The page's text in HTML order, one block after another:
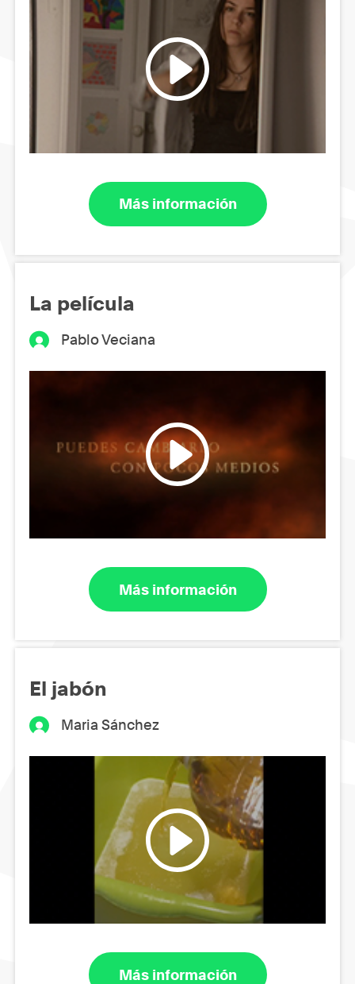
Más información
La película
Pablo Veciana
Más información
El jabón
Maria Sánchez
Más información